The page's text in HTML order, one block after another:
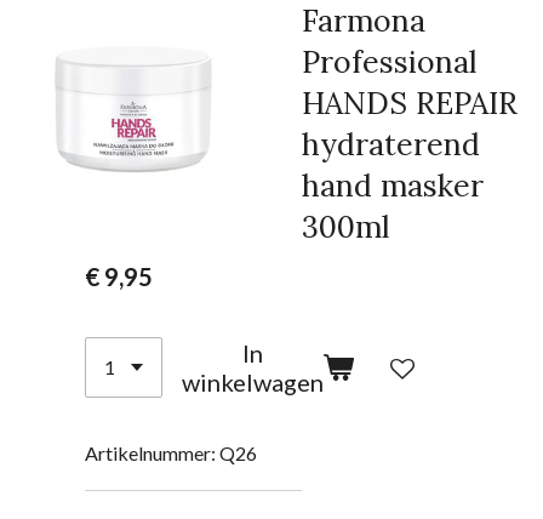
Farmona
Professional
HANDS REPAIR
hydraterend
hand masker
300ml
€ 9,95
In
winkelwagen
Artikelnummer: Q26